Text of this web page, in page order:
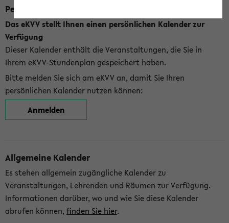
Persönlicher Kalender
Das eKVV stellt Ihnen einen persönlichen Kalender zur
Verfügung
Dieser Kalender enthält die Veranstaltungen, die Sie in
Ihrem eKVV-Stundenplan gespeichert haben.
Bitte melden Sie sich am eKVV an, damit Sie Ihren
persönlichen Kalender nutzen können:
Anmelden
Allgemeine Kalender
Es stehen allgemein zugängliche Kalender zu
Veranstaltungen, Lehrenden und Räumen zur Verfügung.
Informationen darüber, wo und wie Sie diese Kalender
abrufen können, finden Sie hier.